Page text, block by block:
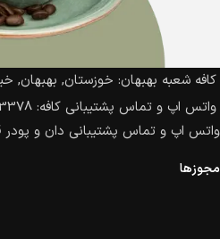
کافه شعبه بهبهان: خوزستان, بهبهان,
واتس اپ و تماس پشتیبانی کافه: 09383103378
واتس اپ و تماس پشتیبانی دان و پودر قهوه:
مجوزها